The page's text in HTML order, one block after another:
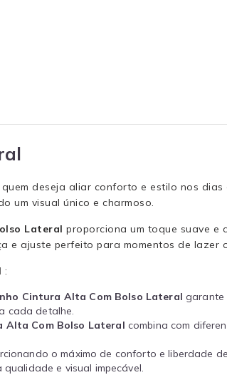
deseja aliar conforto e estilo nos dias
um visual único e charmoso.
Lateral proporciona um toque suave e
ajuste perfeito para momentos de lazer
:
Cintura Alta Com Bolso Lateral garante
cada detalhe.
Alta Com Bolso Lateral combina com
o máximo de conforto e liberdade de
e visual impecável.